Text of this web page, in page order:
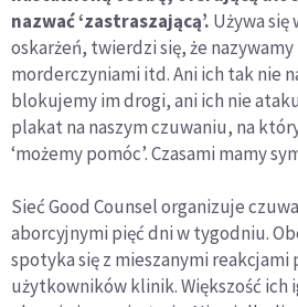
nazwać ‘zastraszającą’. Używa się
oskarżeń, twierdzi się, że
morderczyniami itd. Ani ich tak nie
blokujemy im drogi, ani ich nie
plakat na naszym czuwaniu, na
‘możemy pomóc’. Czasami mamy
Sieć Good Counsel organizuje
aborcyjnymi pięć dni w tygodniu.
spotyka się z mieszanymi reakcjami
użytkowników klinik. Większość